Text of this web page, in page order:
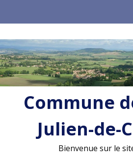
Commune
Julien-de-
Bienvenue sur le